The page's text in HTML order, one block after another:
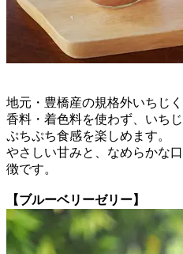
地元・豊橋産の規格外いちじく
香料・着色料を使わず、いち
ぷちぷち食感を楽しめます。
やさしい甘みと、なめらかな
徴です。
【ブルーベリーゼリー】